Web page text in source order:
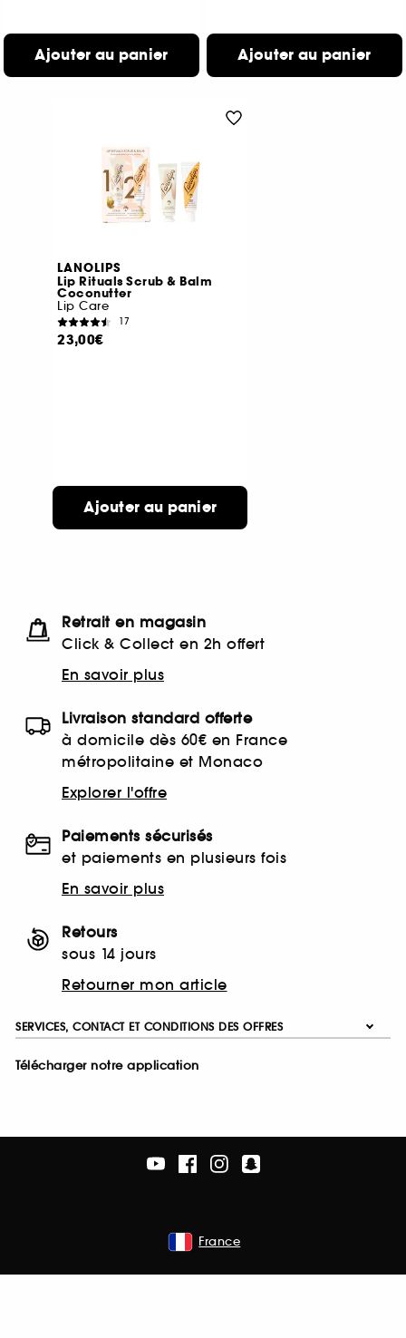
Ajouter au panier Ajouter au panier
LANOLIPS
Lip Rituals Scrub & Balm
Coconutter
Lip Care
17
23,00€
Ajouter au panier
Retrait en magasin
Click & Collect en 2h offert
En savoir plus
Livraison standard offerte
à domicile dès 60€ en France
métropolitaine et Monaco
Explorer l'offre
Paiements sécurisés
et paiements en plusieurs fois
En savoir plus
Retours
sous 14 jours
Retourner mon article
SERVICES, CONTACT ET CONDITIONS DES OFFRES
Télécharger notre application
France